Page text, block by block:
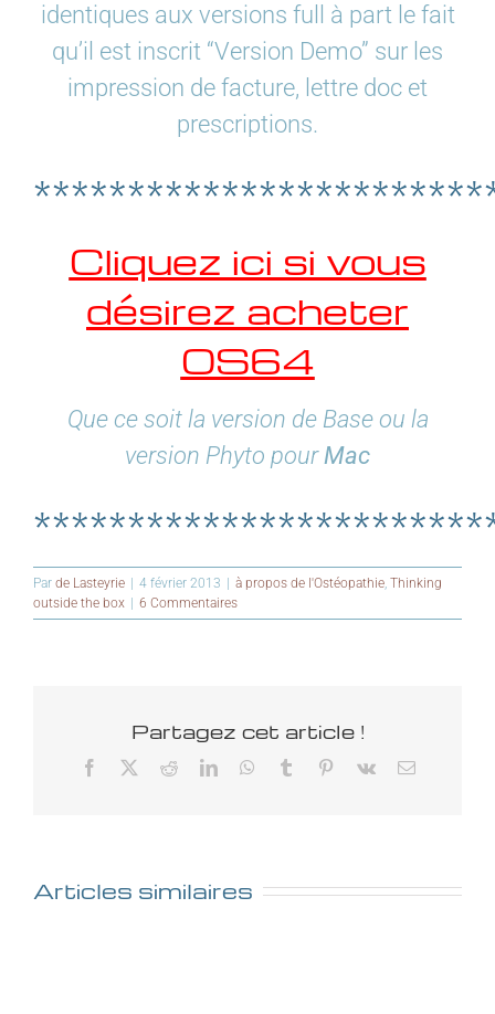
identiques aux versions full à part le fait
qu’il est inscrit “Version Demo” sur les
impression de facture, lettre doc et
prescriptions.
Cliquez ici si vous
désirez acheter
OS64
Que ce soit la version de Base ou la
version Phyto pourMac
Par de Lasteyrie 4 février 2013 à propos de l'Ostéopathie, Thinking
outside the box
6 Commentaires
Partagez cet article !
Facebook RedditLinkedInWhatsApp
Tumblr Pinterest
Vk Email
Articles similaires